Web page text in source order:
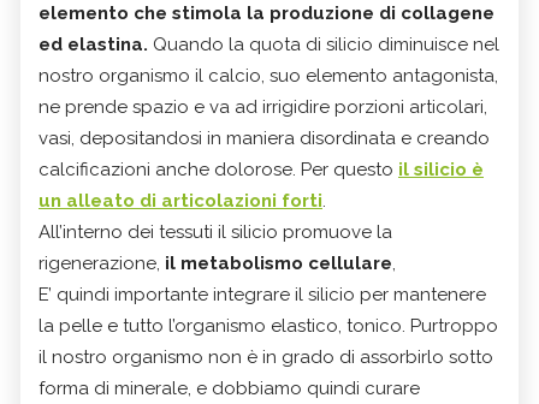
elemento che stimola la produzione di collagene
ed elastina. Quando la quota di silicio diminuisce nel
nostro organismo il calcio, suo elemento antagonista,
ne prende spazio e va ad irrigidire porzioni articolari,
vasi, depositandosi in maniera disordinata e creando
calcificazioni anche dolorose. Per questo il silicio è
un alleato di articolazioni forti.
All’interno dei tessuti il silicio promuove la
rigenerazione, il metabolismo cellulare,
E’ quindi importante integrare il silicio per mantenere
la pelle e tutto l’organismo elastico, tonico. Purtroppo
il nostro organismo non è in grado di assorbirlo sotto
forma di minerale, e dobbiamo quindi curare